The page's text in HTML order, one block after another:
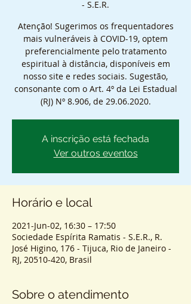
- S.E.R.
Atenção! Sugerimos os frequentadores
mais vulneráveis à COVID-19, optem
preferencialmente pelo tratamento
espiritual à distância, disponíveis em
nosso site e redes sociais. Sugestão,
consonante com o Art. 4º da Lei Estadual
(RJ) Nº 8.906, de 29.06.2020.
A inscrição está fechada
Ver outros eventos
Horário e local
2021-Jun-02, 16:30 – 17:50
Sociedade Espírita Ramatis - S.E.R., R.
José Higino, 176 - Tijuca, Rio de Janeiro -
RJ, 20510-420, Brasil
Sobre o atendimento